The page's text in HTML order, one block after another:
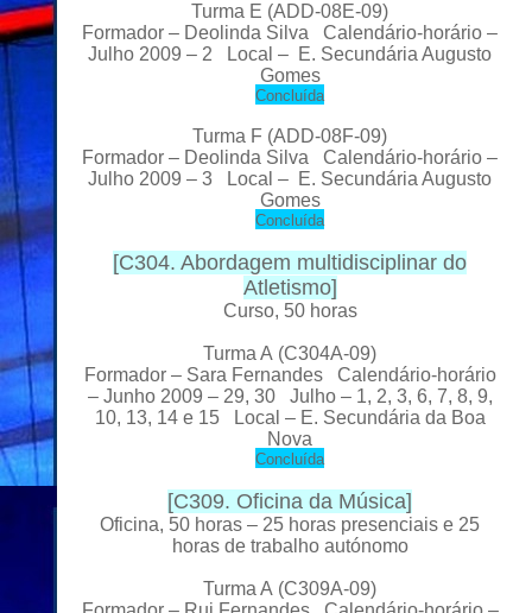
Turma E (ADD-08E-09)
Formador – Deolinda Silva Calendário-horário –
Julho 2009 – 2 Local – E. Secundária Augusto
Gomes
Concluída
Turma F (ADD-08F-09)
Formador – Deolinda Silva Calendário-horário –
Julho 2009 – 3 Local – E. Secundária Augusto
Gomes
Concluída
[C304. Abordagem multidisciplinar do
Atletismo]
Curso, 50 horas
Turma A (C304A-09)
Formador – Sara Fernandes Calendário-horário
– Junho 2009 – 29, 30 Julho – 1, 2, 3, 6, 7, 8, 9,
10, 13, 14 e 15 Local – E. Secundária da Boa
Nova
Concluída
[C309. Oficina da Música]
Oficina, 50 horas – 25 horas presenciais e 25
horas de trabalho autónomo
Turma A (C309A-09)